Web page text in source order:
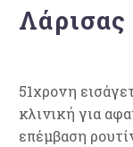
Λάρισας
51χρονη
κλινική για
επέμβαση